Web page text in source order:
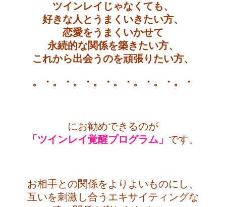
ツインレイじゃなくても、
好きな人とうまくいきたい方、
恋愛をうまくいかせて
永続的な関係を築きたい方、
これから出会うのを頑張りたい方、
。・。・。・。・。・。・。・。・
にお勧めできるのが
「ツインレイ覚醒プログラム」 です。
お相手との関係をよりよいものにし、
互いを刺激し合うエキサイティングな